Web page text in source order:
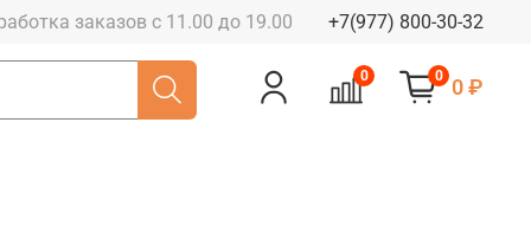
заказов с 11.00 до 19.00 +7(977) 800-30-32
0 0 0 ₽